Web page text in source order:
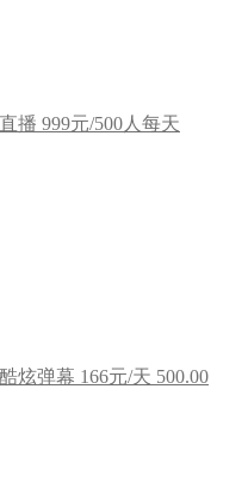
直播 999元/500人每天
酷炫弹幕 166元/天 500.00